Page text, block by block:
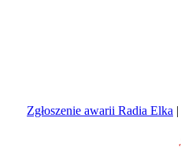
Zgłoszenie awarii Radia Elka |